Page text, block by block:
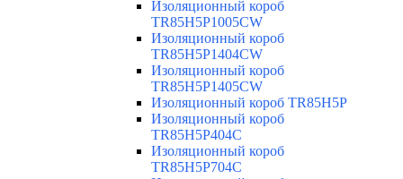
Изоляционный короб
TR85H5P1005CW
Изоляционный короб
TR85H5P1404CW
Изоляционный короб
TR85H5P1405CW
Изоляционный короб TR85H5P
Изоляционный короб
TR85H5P404C
Изоляционный короб
TR85H5P704C